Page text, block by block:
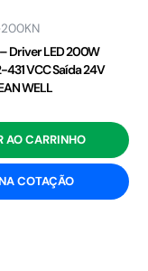
Driver LED 200W
VCC Saída 24V
WELL
AO CARRINHO
COTAÇÃO